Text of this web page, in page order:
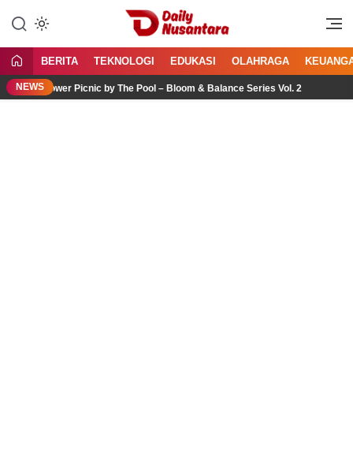
konten
Daily Nusantara
Menyajikan Fakta, Menginspirasi
BERITA TEKNOLOGI EDUKASI OLAHRAGA
NEWS
Flower Picnic by The Pool – Bloom & Balance Series Vol. 2